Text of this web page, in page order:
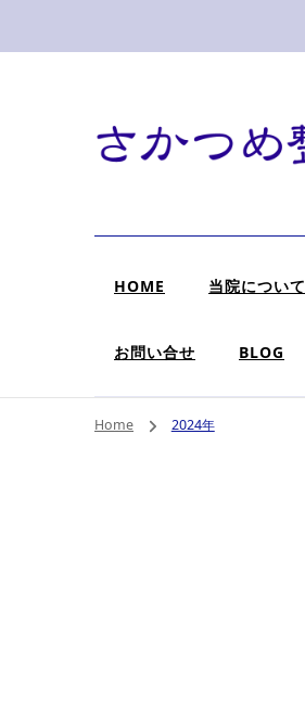
HOME 当院について
お問い合せ BLOG
Home 2024年